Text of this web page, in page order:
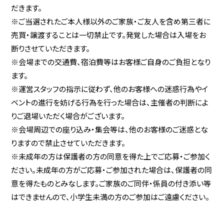
だきます。
※ご当選されたご本人様以外のご家族・ご友人を含め第三者に
売買・譲渡することは一切禁止です。発覚した場合は入場をお
断りさせていただきます。
※会場までの交通費、宿泊費等はお客様ご自身のご負担となり
ます。
※運営スタッフの指示に従わず、他のお客様への迷惑行為やイ
ベントの進行を妨げる行為を行った場合は、主催者の判断によ
りご退場いただく場合がございます。
※会場周辺での座り込み・集会等は、他のお客様のご迷惑とな
りますので禁止させていただきます。
※未成年の方は保護者の方の同意を得た上でご応募・ご参加く
ださい。未成年の方がご応募・ご参加された場合は、保護者の同
意を得たものとみなします。ご家族のご同伴・係員の付き添い等
はできませんので、小学生未満の方のご参加はご遠慮ください。